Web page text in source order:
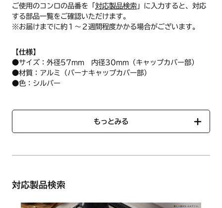
ご使用のコンロの品番を「 対応製品検索」に入力すると、対応
する部品一覧をご確認いただけます。
※お届けまでに約１～２週間程度かかる場合がございます。
【仕様】
●サイズ：外径57mm 内径30mm（キャップカバー部）
●材質：アルミ（バーナキャップカバー部）
●色：シルバー
もっとみる
対応製品検索